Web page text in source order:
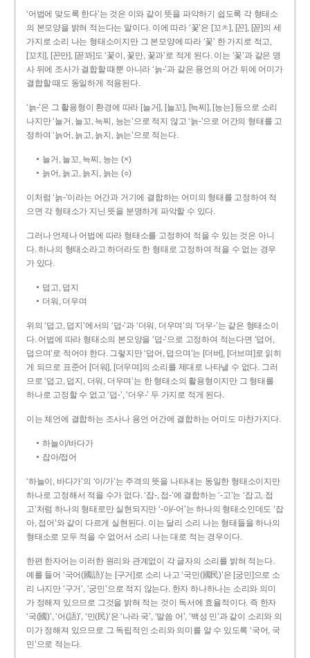
‘어법에 맞도록 한다’는 것은 이와 같이 뜻을 파악하기 쉽도록 각 형태소
의 본모양을 밝혀 적는다는 말이다. 이에 따라 ‘꽃’은 [꼬ㅊ], [꼰], [꼳]의 세
가지로 소리 나는 형태소이지만 그 본모양에 따라 ‘꽃’ 한 가지로 적고,
[꼬치], [꼰만], [꼳꽈]도 ‘꽃이, 꽃만, 꽃과’로 적게 된다. 이는 ‘꽃’과 같은 명
사 뒤에 조사가 결합할 때뿐 아니라 ‘늙-’과 같은 용언의 어간 뒤에 어미가
결합할 때도 동일하게 적용된다.
‘늙-’은 그 활용형이 환경에 따라 [늘거], [늘꼬], [늑찌], [능는] 등으로 소리
나지만 ‘늘거, 늘꼬, 늑찌, 능는’으로 적지 않고 ‘늙-’으로 어간의 형태를 고
정하여 ‘늙어, 늙고, 늙지, 늙는’으로 적는다.
늘거, 늘꼬, 늑찌, 능는 (×)
늙어, 늙고, 늙지, 늙는 (○)
이처럼 ‘늙-­’이라는 어간과 거기에 결합하는 어미의 형태를 고정하여 적
으면 각 형태소가 지닌 뜻을 분명하게 파악할 수 있다.
그러나 언제나 어법에 따라 형태소를 고정하여 적을 수 있는 것은 아니
다. 하나의 형태소라고 하더라도 한 형태로 고정하여 적을 수 없는 경우
가 있다.
덥고, 덥지
더워, 더우며
위의 ‘덥고, 덥지’에서의 ‘덥-­’과 ‘더워, 더우며’의 ‘더우-­’는 같은 형태소이
다. 어법에 따라 형태소의 본모양을 ‘덥-­’으로 고정하여 적는다면 ‘덥어,
덥으며’로 적어야 한다. 그렇지만 ‘덥어, 덥으며’는 [더버], [더브며]로 읽히
게 되므로 표준어 [더워], [더우며]의 소리를 제대로 나타낼 수 없다. 그러
므로 ‘덥고, 덥지, 더워, 더우며’는 한 형태소의 활용형이지만 그 형태를
하나로 고정할 수 없고 ‘덥-’, ‘더우-’ 두 가지로 적게 된다.
이는 체언에 결합하는 조사나 용언 어간에 결합하는 어미도 마찬가지다.
하늘이/바다가
잡아/접어
‘하늘이, 바다가’의 ‘이/가’는 주격의 뜻을 나타내는 동일한 형태소이지만
하나로 고정해서 적을 수가 없다. ‘잡-, 접-’에 결합하는 ‘-고’는 ‘잡고, 접
고’처럼 하나의 형태로만 실현되지만 ‘-아/-어’는 하나의 형태소인데도 ‘잡
아, 접어’와 같이 다르게 실현된다. 이는 달리 소리 나는 형태들을 하나의
형태소로 모두 적을 수 없어서 소리 나는 대로 적는 경우이다.
한편 한자어는 이러한 원리와 관계없이 각 글자의 소리를 밝혀 적는다.
예를 들어 ‘국어(國語)’는 [구거]로 소리 나고 ‘국민(國民)’은 [궁민]으로 소
리 나지만 ‘구거’, ‘궁민’으로 적지 않는다. 한자 하나하나는 소리와 의미
가 정해져 있으므로 그것을 밝혀 적는 것이 독서에 효율적이다. 즉 한자
‘국(國)’, ‘어(語)’, ‘민(民)’은 ‘나라 국’, ‘말씀 어’, ‘백성 민’과 같이 소리와 의
미가 정해져 있으므로 그 독립적인 소리와 의미를 알 수 있도록 ‘국어, 국
민’으로 적는다.